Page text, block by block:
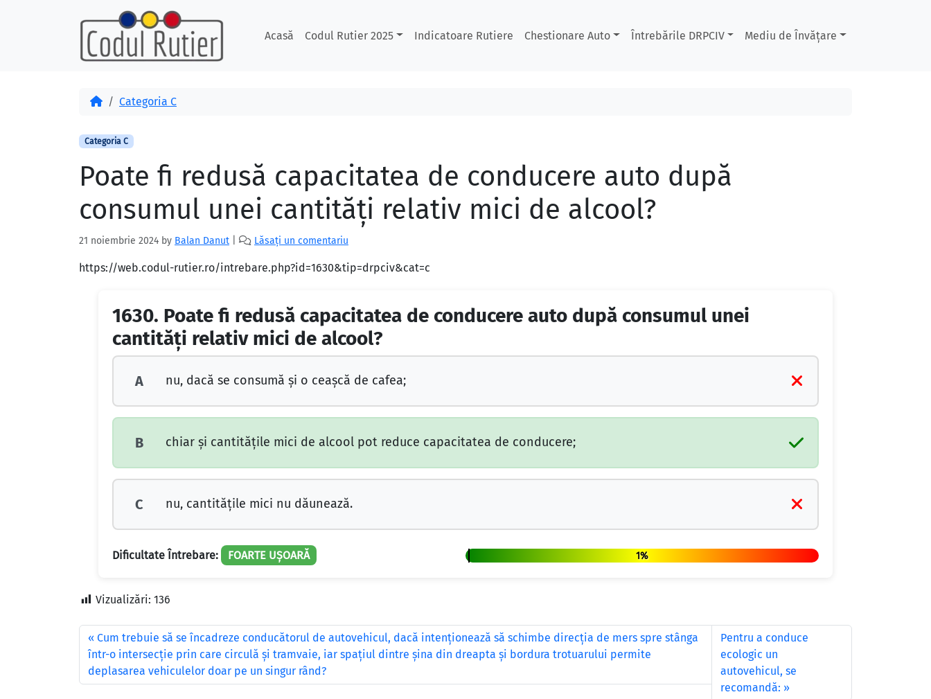
Acasă Codul Rutier 2025 Indicatoare Rutiere Chestionare Auto Întrebările DRPCIV Mediu de Învățare
AcasăCategoria C
Categoria C
Poate fi redusă capacitatea de conducere auto după
consumul unei cantităţi relativ mici de alcool?
21 noiembrie 2024 by Balan Danut Lăsați un comentariu
https://web.codul-rutier.ro/intrebare.php?id=1630&tip=drpciv&cat=c
1630. Poate fi redusă capacitatea de conducere auto după consumul unei
cantităţi relativ mici de alcool?
A nu, dacă se consumă şi o ceaşcă de cafea;
B chiar şi cantităţile mici de alcool pot reduce capacitatea de conducere;
C nu, cantităţile mici nu dăunează.
Dificultate Întrebare: FOARTE UȘOARĂ 1%
Vizualizări: 136
Cum trebuie să se încadreze conducătorul de autovehicul, dacă intenţionează să schimbe direcţia de mers spre stânga
într-o intersecţie prin care circulă şi tramvaie, iar spaţiul dintre şina din dreapta şi bordura trotuarului permite
deplasarea vehiculelor doar pe un singur rând?
Pentru a conduce
ecologic un
autovehicul, se
recomandă: